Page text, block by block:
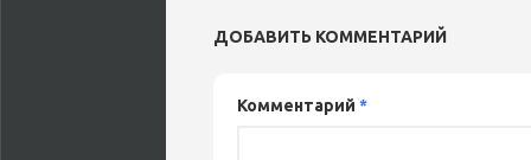
ДОБАВИТЬ КОММЕНТАРИЙ
Комментарий *